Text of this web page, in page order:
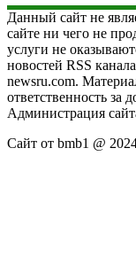
Данный сайт не
сайте ни чего не
услуги не
новостей RSS
newsru.com.
ответственность за
Администрация
Сайт от bmb1 @